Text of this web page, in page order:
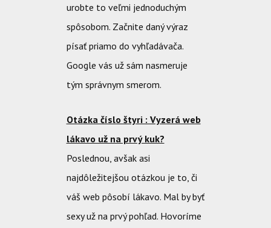
urobte to veľmi jednoduchým
spôsobom. Začnite daný výraz
písať priamo do vyhľadávača.
Google vás už sám nasmeruje
tým správnym smerom.
Otázka číslo štyri : Vyzerá web
lákavo už na prvý kuk?
Poslednou, avšak asi
najdôležitejšou otázkou je to, či
váš web pôsobí lákavo. Mal by byť
sexy už na prvý pohľad. Hovoríme